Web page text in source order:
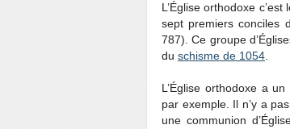
L’Église orthodoxe
sept premiers conciles
787). Ce groupe
du schisme de 1054
L’Église orthodoxe a
par exemple. Il n’y a
une communion